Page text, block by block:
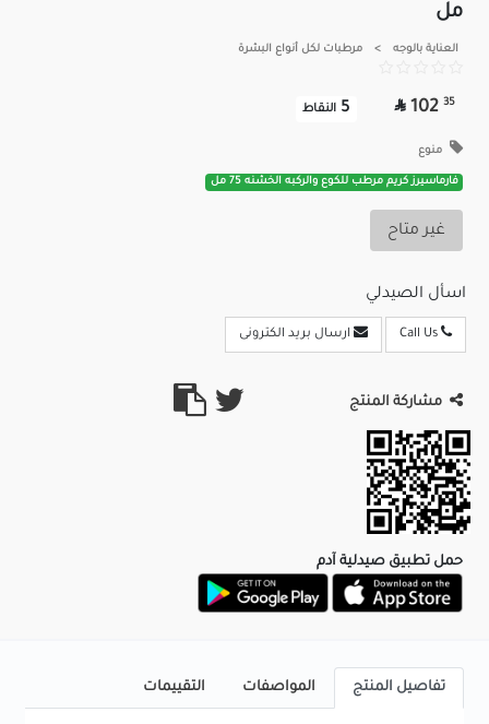
مل
العناية بالوجه > مرطبات لكل أنواع البشرة
35
102

5 النقاط
منوع
فارماسيرز كريم مرطب للكوع والركبه الخشنه 75 مل
غير متاح
اسأل الصيدلي
ارسال بريد الكترونى
مشاركة المنتج
حمل تطبيق صيدلية آدم
تفاصيل المنتج المواصفات التقييمات